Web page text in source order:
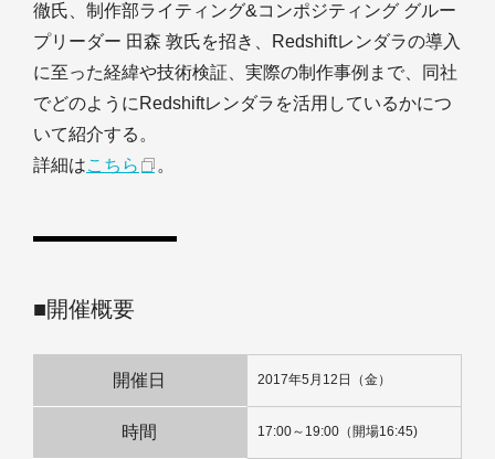
徹氏、制作部ライティング&コンポジティング グルー
プリーダー 田森 敦氏を招き、Redshiftレンダラの導入
に至った経緯や技術検証、実際の制作事例まで、同社
でどのようにRedshiftレンダラを活用しているかにつ
いて紹介する。
詳細はこちら 。
■開催概要
開催日 2017年5月12日（金）
時間 17:00～19:00（開場16:45)